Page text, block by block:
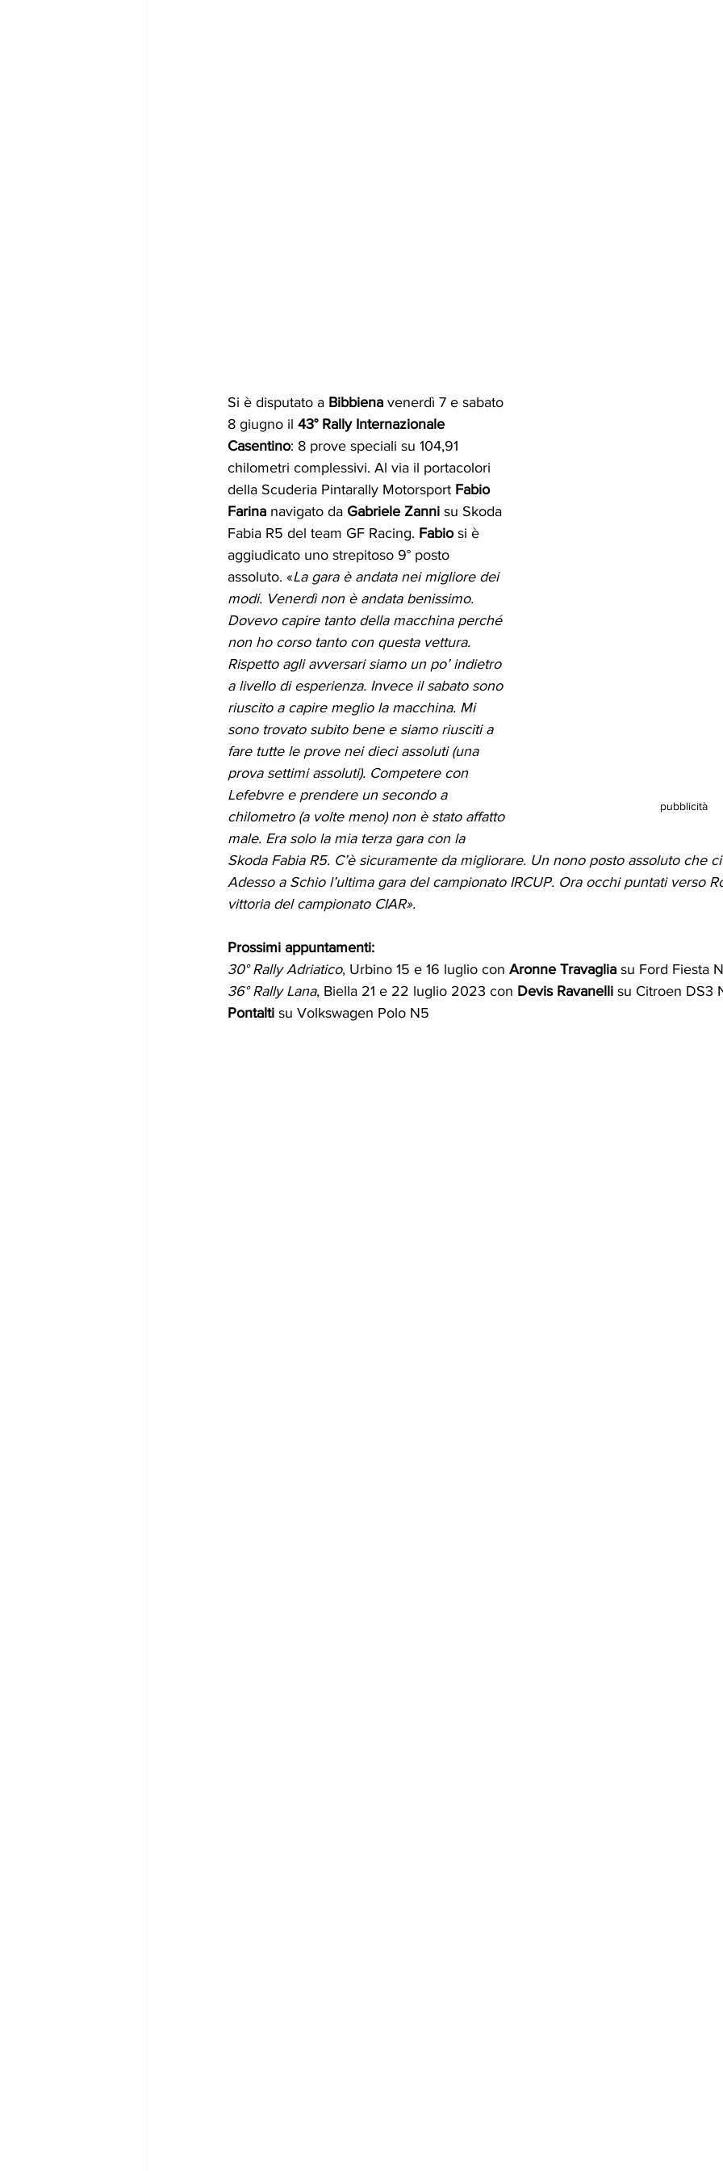
pubblicità
Si è disputato a Bibbiena venerdì 7 e sabato
8 giugno il 43° Rally Internazionale
Casentino: 8 prove speciali su 104,91
chilometri complessivi. Al via il portacolori
della Scuderia Pintarally Motorsport Fabio
Farina navigato da Gabriele Zanni su Skoda
Fabia R5 del team GF Racing. Fabio si è
aggiudicato uno strepitoso 9° posto
assoluto. «La gara è andata nei migliore dei
modi. Venerdì non è andata benissimo.
Dovevo capire tanto della macchina perché
non ho corso tanto con questa vettura.
Rispetto agli avversari siamo un po’ indietro
a livello di esperienza. Invece il sabato sono
riuscito a capire meglio la macchina. Mi
sono trovato subito bene e siamo riusciti a
fare tutte le prove nei dieci assoluti (una
prova settimi assoluti). Competere con
Lefebvre e prendere un secondo a
chilometro (a volte meno) non è stato affatto
male. Era solo la mia terza gara con la
Skoda Fabia R5. C’è sicuramente da migliorare. Un nono posto assoluto che
Adesso a Schio l’ultima gara del campionato IRCUP. Ora occhi puntati verso
vittoria del campionato CIAR».
Prossimi appuntamenti:
30° Rally Adriatico, Urbino 15 e 16 luglio con Aronne Travaglia su Ford Fiesta
36° Rally Lana, Biella 21 e 22 luglio 2023 con Devis Ravanelli su Citroen DS3
Pontalti su Volkswagen Polo N5